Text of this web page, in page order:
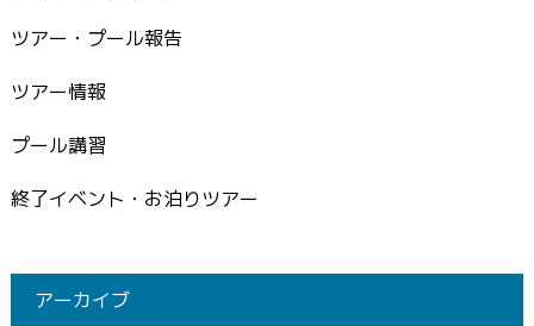
ツアー・プール報告
ツアー情報
プール講習
終了イベント・お泊りツアー
アーカイブ